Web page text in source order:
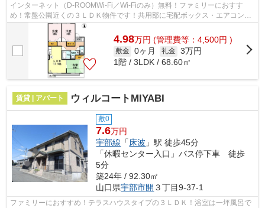
インターネット（D-ROOMWi-Fi／Wi-Fiのみ）無料！ファミリーにおすす
め！常盤公園近くの３ＬＤＫ物件です！共用部に宅配ボックス・エアコン１
台・洗髪洗面化粧台・温水洗浄暖房便座・...
4.98万円 (管理費等：4,500円 )
敷金 0ヶ月 礼金 3万円
1階 / 3LDK / 68.60㎡
賃貸 | アパート ウィルコートMIYABI
敷0
7.6万円
宇部線 「床波 」駅 徒歩45分
「休暇センター入口」バス停下車 徒歩
5分
築24年 / 92.30㎡
山口県宇部市開 ３丁目9-37-1
ファミリーにおすすめ！テラスハウスタイプの３ＬＤＫ！浴室は一坪風呂で